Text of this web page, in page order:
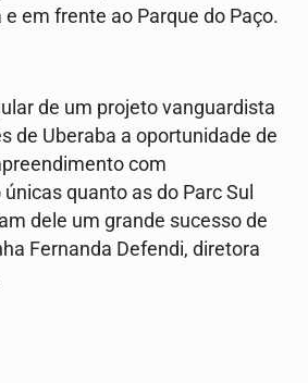
e em frente ao Parque do Paço.
de um projeto vanguardista
de Uberaba a oportunidade de
com
quanto as do Parc Sul
dele um grande sucesso de
Fernanda Defendi, diretora